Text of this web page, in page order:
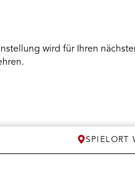
SPIELORT
wird für Ihren